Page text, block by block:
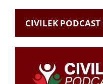
CIVILEK PODCAST